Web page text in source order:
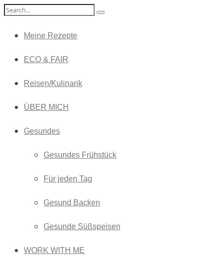
Meine Rezepte
ECO & FAIR
Reisen/Kulinarik
ÜBER MICH
Gesundes
Gesundes Frühstück
Für jeden Tag
Gesund Backen
Gesunde Süßspeisen
WORK WITH ME